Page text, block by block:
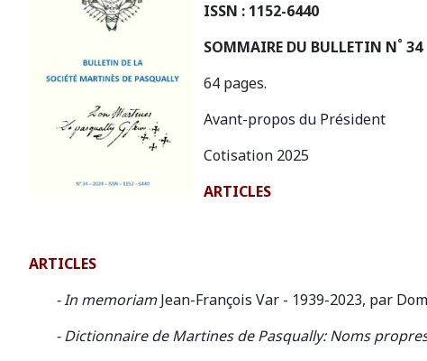
ISSN : 1152-6440
SOMMAIRE DU BULLETIN N° 34
64 pages.
Avant-propos du Président
Cotisation 2025
ARTICLES
ARTICLES
- In memoriamJean-François Var - 1939-2023, par
-Dictionnaire de Martines de Pasqually: Noms